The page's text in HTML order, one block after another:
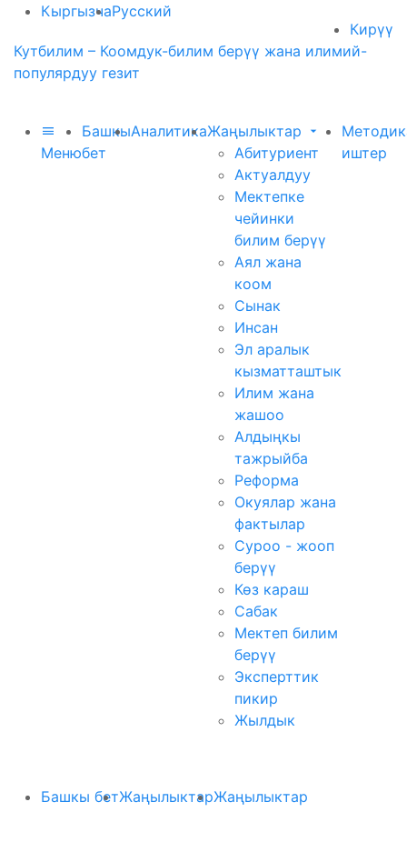
КыргызчаРусский
Кирүү
Кутбилим – Коомдук-билим берүү жана илимий-
популярдуу гезит
Меню
Башкы
бет
АналитикаЖаңылыктар
Абитуриент
Актуалдуу
Мектепке
чейинки
билим берүү
Аял жана
коом
Сынак
Инсан
Эл аралык
кызматташтык
Илим жана
жашоо
Алдыңкы
тажрыйба
Реформа
Окуялар жана
фактылар
Суроо - жооп
берүү
Көз караш
Сабак
Мектеп билим
берүү
Эксперттик
пикир
Жылдык
иштер
Башкы бетЖаңылыктарЖаңылыктар